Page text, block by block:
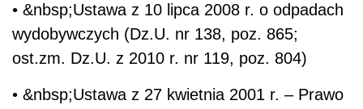
• &nbsp;Ustawa z 10 lipca 2008 r. o odpadach
wydobywczych (Dz.U. nr 138, poz. 865;
ost.zm. Dz.U. z 2010 r. nr 119, poz. 804)
• &nbsp;Ustawa z 27 kwietnia 2001 r. – Prawo